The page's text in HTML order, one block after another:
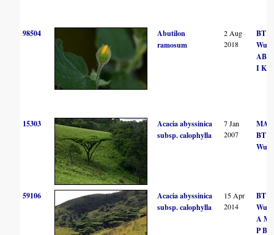
98504
Abutilon
ramosum
2 Aug
2018
BT
AB
I
15303
Acacia abyssinica
subsp. calophylla
7 Jan
2007
MA
BT
59106
Acacia abyssinica
subsp. calophylla
15 Apr
2014
BT
A
P